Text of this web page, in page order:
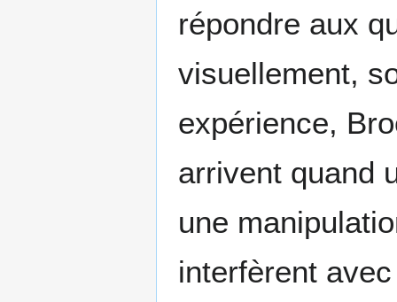
répondre aux
visuellement,
expérience,
arrivent quand
une
interfèrent